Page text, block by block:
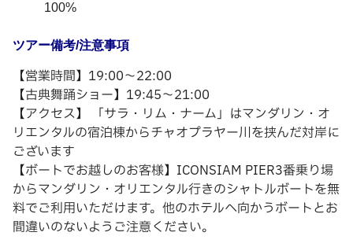
100%
ツアー備考/注意事項
【営業時間】19:00～22:00
【古典舞踊ショー】19:45～21:00
【アクセス】 「サラ・リム・ナーム」はマンダリン・オ
リエンタルの宿泊棟からチャオプラヤー川を挟んだ対岸に
ございます
【ボートでお越しのお客様】ICONSIAM PIER3番乗り場
からマンダリン・オリエンタル行きのシャトルボートを無
料でご利用いただけます。他のホテルへ向かうボートとお
間違いのないようご注意ください。